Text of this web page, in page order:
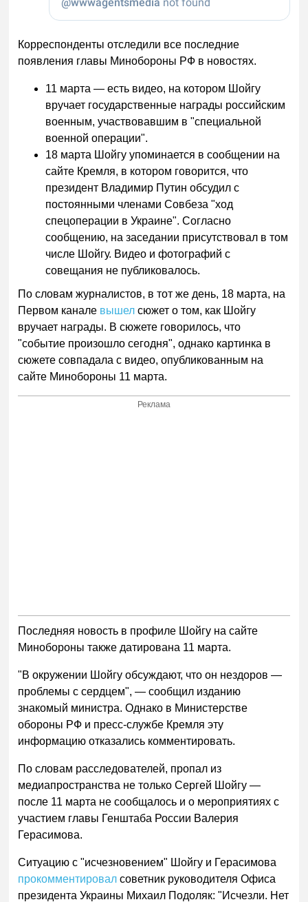
Корреспонденты отследили все последние
появления главы Минобороны РФ в новостях.
11 марта — есть видео, на котором Шойгу
вручает государственные награды российским
военным, участвовавшим в "специальной
военной операции".
18 марта Шойгу упоминается в сообщении на
сайте Кремля, в котором говорится, что
президент Владимир Путин обсудил с
постоянными членами Совбеза "ход
спецоперации в Украине". Согласно
сообщению, на заседании присутствовал в том
числе Шойгу. Видео и фотографий с
совещания не публиковалось.
По словам журналистов, в тот же день, 18 марта, на
Первом канале вышел сюжет о том, как Шойгу
вручает награды. В сюжете говорилось, что
"событие произошло сегодня", однако картинка в
сюжете совпадала с видео, опубликованным на
сайте Минобороны 11 марта.
Реклама
Последняя новость в профиле Шойгу на сайте
Минобороны также датирована 11 марта.
"В окружении Шойгу обсуждают, что он нездоров —
проблемы с сердцем", — сообщил изданию
знакомый министра. Однако в Министерстве
обороны РФ и пресс-службе Кремля эту
информацию отказались комментировать.
По словам расследователей, пропал из
медиапространства не только Сергей Шойгу —
после 11 марта не сообщалось и о мероприятиях с
участием главы Генштаба России Валерия
Герасимова.
Ситуацию с "исчезновением" Шойгу и Герасимова
прокомментировал советник руководителя Офиса
президента Украины Михаил Подоляк: "Исчезли. Нет